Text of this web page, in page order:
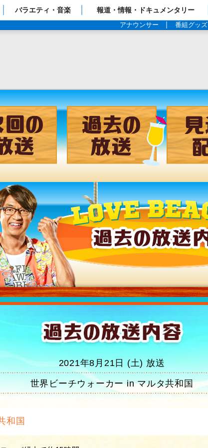
プページ
バラエティ・音楽 報道・情報・ドキュメンタリー
アナウンサー 番組グッズ
ャンネル 次回の放送 過去の放送
2021年8月21日 (土) 放送
世界ビーチウォーカー in マルタ共和国
和国